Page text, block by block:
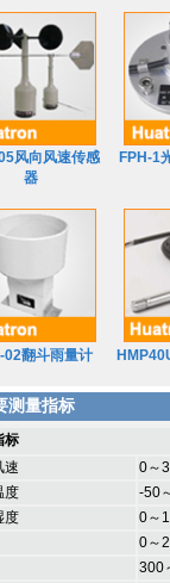
风向风速传感
器
FPH-1
02翻斗雨量计
测量指标
标
速
0～
度
-50
度
0～
0～
300